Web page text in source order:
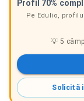
Profil 70%
Pe Edulio,
💡5
Solicită